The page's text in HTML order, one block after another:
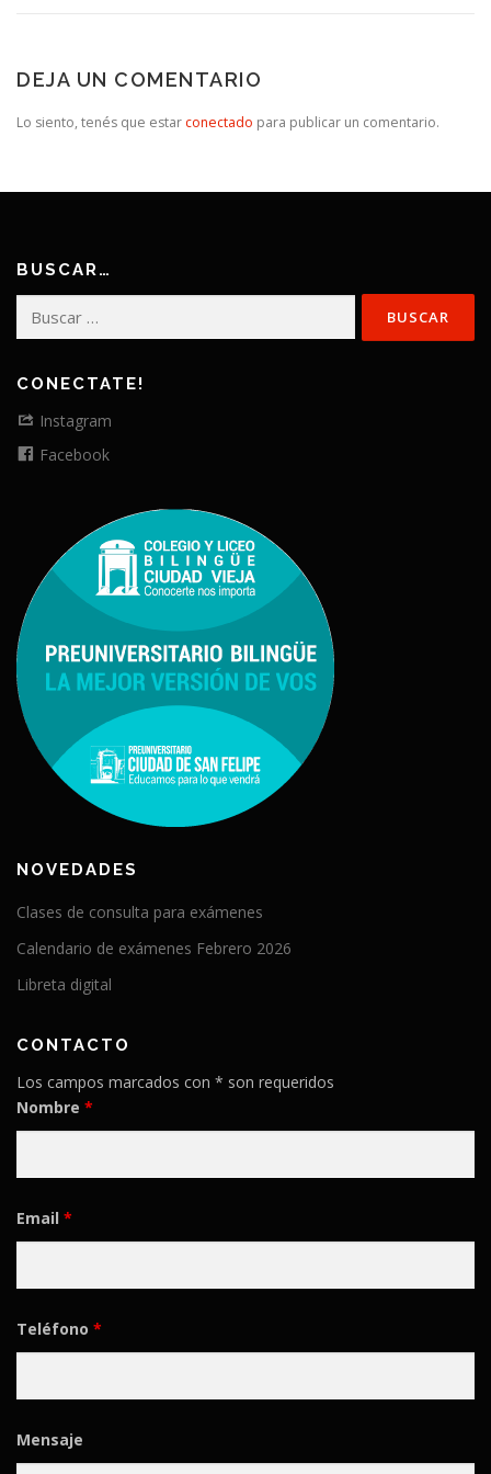
DEJA UN COMENTARIO
Lo siento, tenés que estar conectado para publicar un comentario.
BUSCAR…
CONECTATE!
Instagram
Facebook
NOVEDADES
Clases de consulta para exámenes
Calendario de exámenes Febrero 2026
Libreta digital
CONTACTO
Los campos marcados con * son requeridos
Nombre *
Email *
Teléfono *
Mensaje